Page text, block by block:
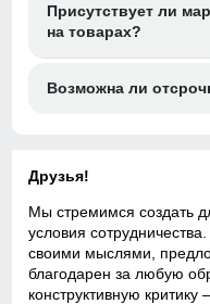
Присутствует ли
на товарах?
Возможна ли
Друзья!
Мы стремимся создать
условия
своими мыслями,
благодарен за любую
конструктивную